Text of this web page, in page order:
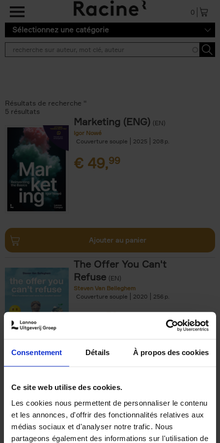
Consentement Détails À propos des cookies
Ce site web utilise des cookies.
Les cookies nous permettent de personnaliser le contenu
et les annonces, d'offrir des fonctionnalités relatives aux
médias sociaux et d'analyser notre trafic. Nous
partageons également des informations sur l'utilisation de
Aller au contenu principal
0
Sélectionnez une catégorie
Résultats de recherche ''
5 résultats
Marketing (ENG) (EN)
Igor Nowé
Couverture souple
2025 208
€ 49,99
Ajouter au panier
The Offer You Can't
Refuse (EN)
Steven Van Belleghem
Couverture souple
2020 256
€37,50
Building Bonds = Building
Business
Jochen Roef Jozefien De Feyter
Carolien Boom
Couverture souple
2025 200